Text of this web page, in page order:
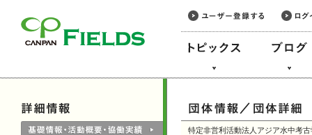
特定非営利活動法人アジア水中考